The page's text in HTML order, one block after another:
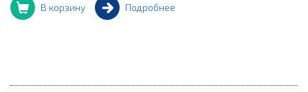
В корзину Подробнее